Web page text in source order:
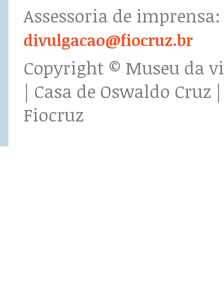
Assessoria de imprensa:
divulgacao@fiocruz.br
Copyright © Museu da
| Casa de Oswaldo Cruz |
Fiocruz